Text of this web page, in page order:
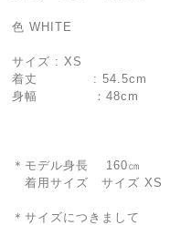
色 WHITE
サイズ : XS
着丈 : 54.5cm
身幅 ：48cm
＊モデル身長 160㎝
着用サイズ サイズ XS
＊サイズにつきまして